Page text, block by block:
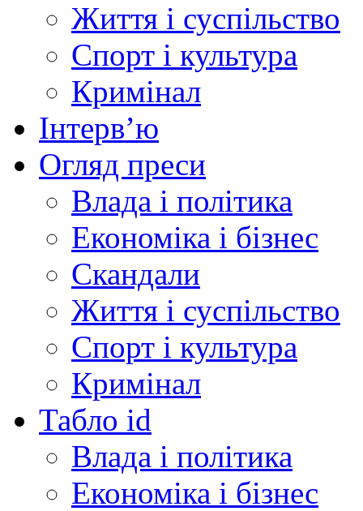
Життя і суспільство
Спорт і культура
Кримінал
Інтерв’ю
Огляд преси
Влада і політика
Економіка і бізнес
Скандали
Життя і суспільство
Спорт і культура
Кримінал
Табло id
Влада і політика
Економіка і бізнес